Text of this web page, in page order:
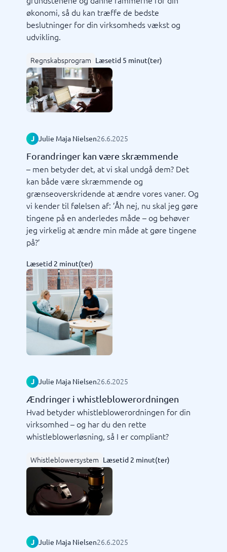
økonomi, så du kan træffe de bedste
beslutninger for din virksomheds vækst og
udvikling.
Regnskabsprogram Læsetid 5 minut(ter)
J Julie Maja Nielsen26.6.2025
Forandringer kan være skræmmende
– men betyder det, at vi skal undgå dem? Det
kan både være skræmmende og
grænseoverskridende at ændre vores vaner. Og
vi kender til følelsen af: ’Åh nej, nu skal jeg gøre
tingene på en anderledes måde – og behøver
jeg virkelig at ændre min måde at gøre tingene
på?’
Læsetid 2 minut(ter)
J Julie Maja Nielsen26.6.2025
Ændringer i whistleblowerordningen
Hvad betyder whistleblowerordningen for din
virksomhed – og har du den rette
whistleblowerløsning, så I er compliant?
Whistleblowersystem Læsetid 2 minut(ter)
J Julie Maja Nielsen26.6.2025